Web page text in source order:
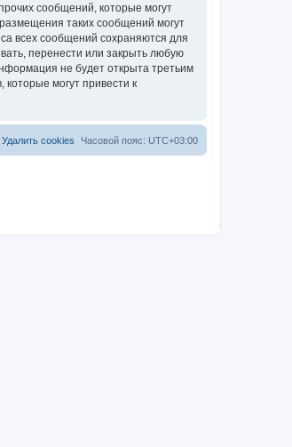
сообщений, которые могут
таких сообщений могут
всех сообщений сохраняются для
перенести или закрыть любую
не будет открыта третьим
могут привести к
Часовой пояс: UTC+03:00
Удалить cookies